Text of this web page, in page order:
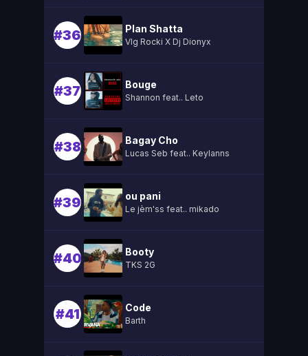
#36 Plan Shatta
Vlg Rocki X Dj Dionyx
#37 Bouge
Shannon feat.. Leto
#38 Bagay Cho
Lucas Seb feat.. Keylanns
#39 ou pani
Le jèm'ss feat.. mikado
#40 Booty
TKS 2G
#41 Code
Barth